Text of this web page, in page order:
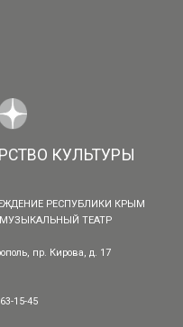
КУЛЬТУРЫ
РЕСПУБЛИКИ КРЫМ
ТЕАТР
пр. Кирова, д. 17
15-45